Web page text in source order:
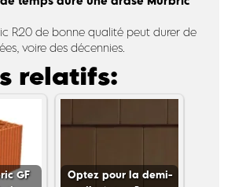
R20 de bonne qualité peut durer de
voire des décennies.
relatifs:
GF
Optez pour la demi-